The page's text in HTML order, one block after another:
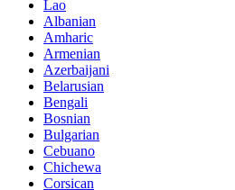
Lao
Albanian
Amharic
Armenian
Azerbaijani
Belarusian
Bengali
Bosnian
Bulgarian
Cebuano
Chichewa
Corsican